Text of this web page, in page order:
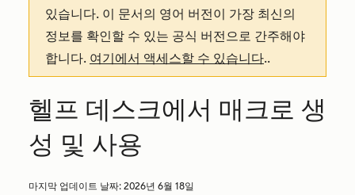
있습니다. 이 문서의 영어 버전이 가장 최신의
정보를 확인할 수 있는 공식 버전으로 간주해야
합니다. 여기에서 액세스할 수 있습니다..
헬프 데스크에서 매크로 생
성 및 사용
마지막 업데이트 날짜: 2026년 6월 18일